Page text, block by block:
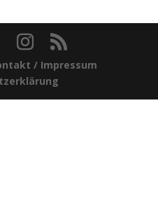
/ Impressum